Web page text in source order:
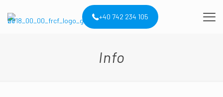
+40 742 234 105
Info